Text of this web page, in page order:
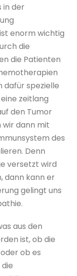
in der
enorm wichtig
die
die Patienten
dafür spezielle
zeitlang
den Tumor
dann mit
des
Denn
versetzt wird
dann kann er
gelingt uns
aus den
ist, ob die
ob es